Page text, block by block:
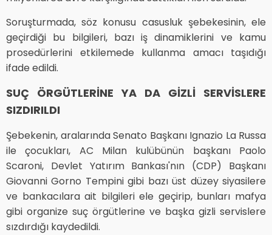
Soruşturmada, söz konusu casusluk şebekesinin, ele
geçirdiği bu bilgileri, bazı iş dinamiklerini ve kamu
prosedürlerini etkilemede kullanma amacı taşıdığı
ifade edildi.
SUÇ ÖRGÜTLERİNE YA DA GİZLİ SERVİSLERE
SIZDIRILDI
Şebekenin, aralarında Senato Başkanı Ignazio La Russa
ile çocukları, AC Milan kulübünün başkanı Paolo
Scaroni, Devlet Yatırım Bankası'nın (CDP) Başkanı
Giovanni Gorno Tempini gibi bazı üst düzey siyasilere
ve bankacılara ait bilgileri ele geçirip, bunları mafya
gibi organize suç örgütlerine ve başka gizli servislere
sızdırdığı kaydedildi.